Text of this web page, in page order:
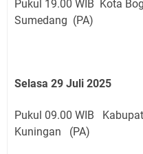
Pukul 19.00 WIB Kota
Sumedang (PA)
Selasa 29 Juli 2025
Pukul 09.00 WIB
Kuningan (PA)